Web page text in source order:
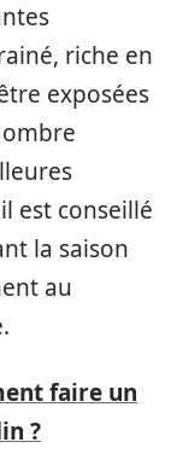
riche en
exposées
est conseillé
la saison
au
faire un
?